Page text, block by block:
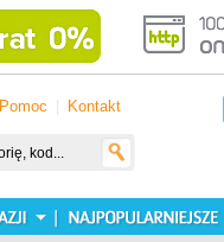
Pomoc Kontakt